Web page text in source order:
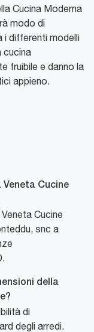
Cucina Moderna
modo di
i differenti modelli
cucina
fruibile e danno la
appieno.
Cucine
Cucine
snc a
della
di
degli arredi.